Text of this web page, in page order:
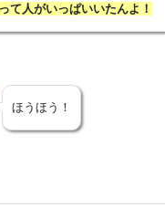
て人がいっぱいいたんよ！
ほうほう！